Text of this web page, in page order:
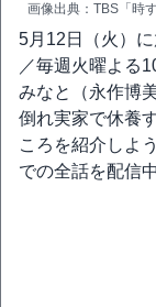
画像出典：TBS「時
5月12日（火）
／毎週火曜よる
みなと（永作博
倒れ実家で休養
ころを紹介しよ
での全話を配信中